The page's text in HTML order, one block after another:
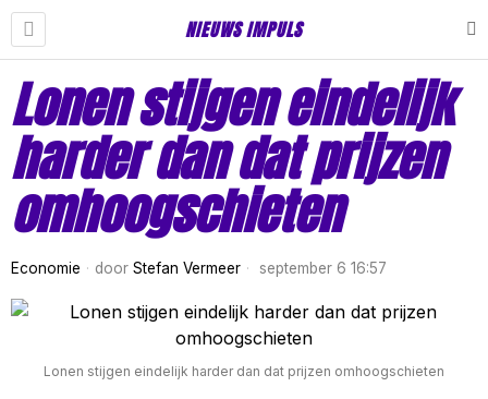
NIEUWS IMPULS
Lonen stijgen eindelijk
harder dan dat prijzen
omhoogschieten
Economie door Stefan Vermeer september 6 16:57
Lonen stijgen eindelijk harder dan dat prijzen omhoogschieten